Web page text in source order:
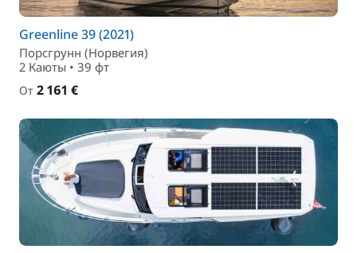
Greenline 39 (2021)
Порсгрунн (Норвегия)
2 Каюты • 39 фт
От 2 161 €